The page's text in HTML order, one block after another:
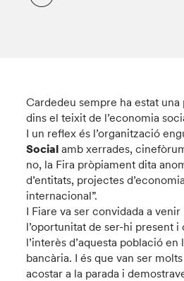
Cardedeu sempre ha estat
dins el teixit de l’economia
I un reflex és l’organització
Social amb xerrades,
no, la Fira pròpiament dita
d’entitats, projectes
internacional”.
I Fiare va ser convidada a
l’oportunitat de ser-hi present i
l’interès d’aquesta població
bancària. I és que van ser
acostar a la parada i